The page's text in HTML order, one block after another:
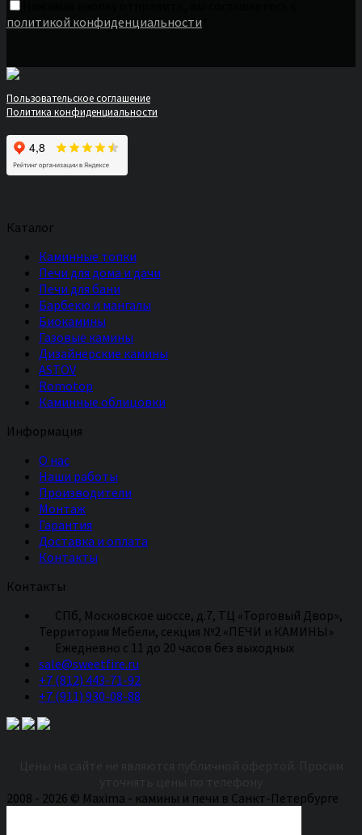
политикой конфиденциальности
Пользовательское соглашение
Политика конфиденциальности
Каталог
Каминные топки
Печи для дома и дачи
Печи для бани
Барбекю и мангалы
Биокамины
Газовые камины
Дизайнерские камины
ASTOV
Romotop
Каминные облицовки
Информация
О нас
Наши работы
Производители
Монтаж
Гарантия
Доставка и оплата
Контакты
Контакты
СПб, Московское шоссе, д.7, ТЦ «Торговый Двор»,
Территория Мебели, секция №2 «ПЕЧИ и КАМИНЫ»
Eжедневно с 11 до 20 часов без выходных
sale@sweetfire.ru
+7 (812) 443-71-92
+7 (911) 930-08-88
2008 - 2026 © Maxima - камины и печи в Санкт-Петербурге